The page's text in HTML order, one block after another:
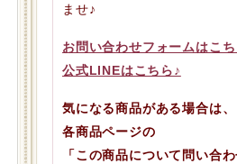
ませ♪
お問い合わせフォームはこち
公式LINEはこちら♪
気になる商品がある場合は、
各商品ページの
「この商品について問い合